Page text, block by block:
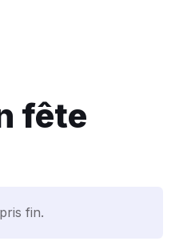
fête
fin.